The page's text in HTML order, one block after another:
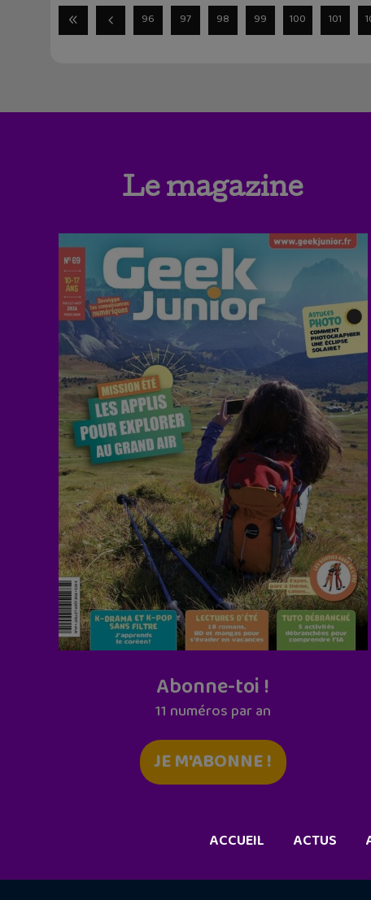
96 97 98 99 100 101
Le magazine
Abonne-toi !
11 numéros par an
JE M'ABONNE !
ACCUEIL ACTUS